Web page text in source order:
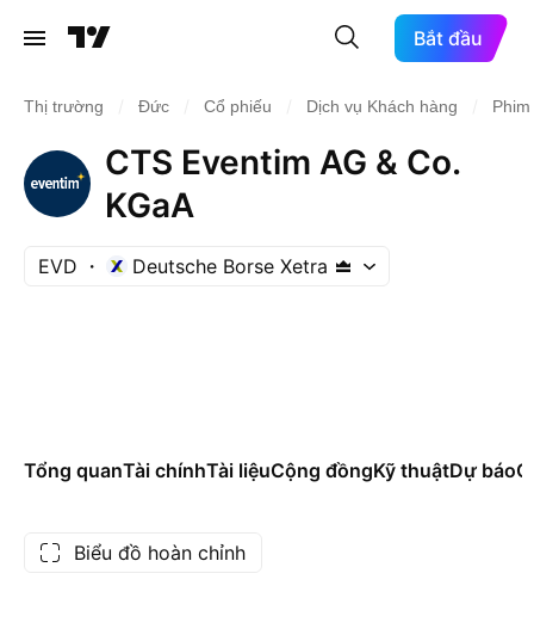
Bắt đầu
Thị trường Đức Cổ phiếu Dịch vụ Khách hàng
CTS Eventim AG & Co.
KGaA
EVD Deutsche Borse Xetra
Tổng quanTài chínhTài liệuCộng đồngKỹ thuậtDự báo
Biểu đồ hoàn chỉnh